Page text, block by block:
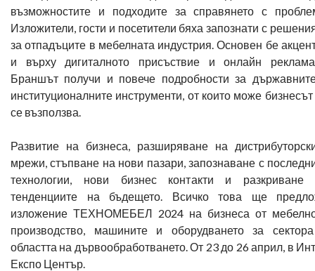
възможностите и подходите за справянето с
Изложители, гости и посетители бяха запознати с
за отпадъците в мебелната индустрия. Основен бе
и върху дигиталното присъствие и онлайн
Браншът получи и повече подробности за
институционалните инструменти, от които може
се възползва.
Развитие на бизнеса, разширяване на
мрежи, стъпване на нови пазари, запознаване с
технологии, нови бизнес контакти и разкриване
тенденциите на бъдещето. Всичко това ще
изложение ТЕХНОМЕБЕЛ 2024 на бизнеса от
производство, машините и оборудването за
областта на дървообработването. От 23 до 26 април, в
Експо Център.